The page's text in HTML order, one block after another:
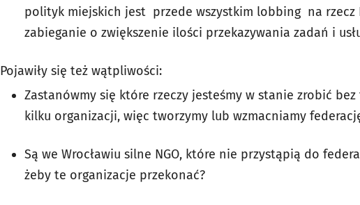
polityk miejskich jest przede wszystkim lobbing na rzecz
zabieganie o zwiększenie ilości przekazywania zadań i
Pojawiły się też wątpliwości:
Zastanówmy się które rzeczy jesteśmy w stanie zrobić
kilku organizacji, więc tworzymy lub wzmacniamy
Są we Wrocławiu silne NGO, które nie przystąpią do
żeby te organizacje przekonać?